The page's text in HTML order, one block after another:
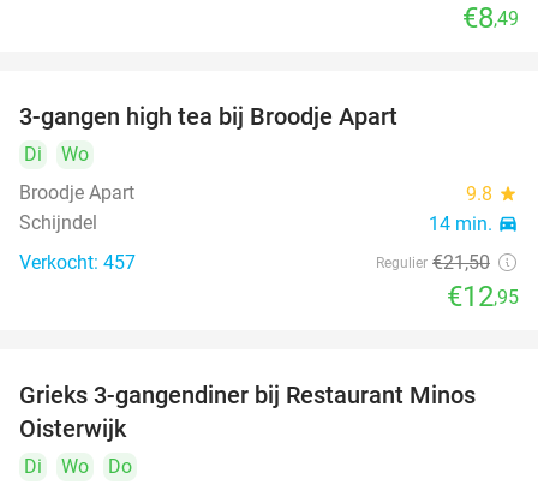
€8,49
3-gangen high tea bij Broodje Apart
Di
Wo
Broodje Apart
9.8 star
Schijndel 14 min. directions_car
Verkocht: 457 Regulier €21,50
€12,95
30%
Grieks 3-gangendiner bij Restaurant Minos
Oisterwijk
Di Wo
Do